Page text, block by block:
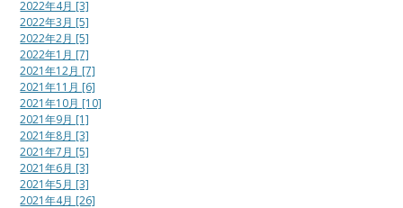
2022年4月 [3]
2022年3月 [5]
2022年2月 [5]
2022年1月 [7]
2021年12月 [7]
2021年11月 [6]
2021年10月 [10]
2021年9月 [1]
2021年8月 [3]
2021年7月 [5]
2021年6月 [3]
2021年5月 [3]
2021年4月 [26]